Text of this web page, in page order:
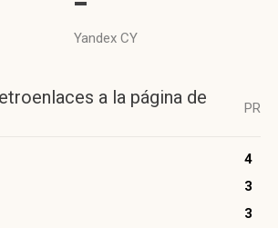
Yandex CY
a la página de
PR
4
3
3